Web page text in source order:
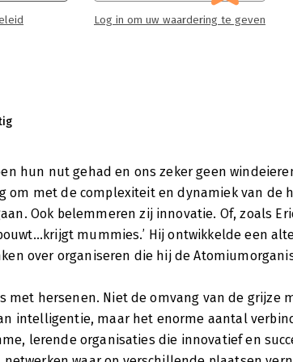
netwerkorganisatie. In een
Log in om uw waardering te geven
hun nut gehad en ons zeker geen
om met de complexiteit en dynamiek van de
Ook belemmeren zij innovatie. Of, zoals
mummies.’ Hij ontwikkelde een
over organiseren die hij de
met hersenen. Niet de omvang van de grijze
intelligentie, maar het enorme aantal
lerende organisaties die innovatief en